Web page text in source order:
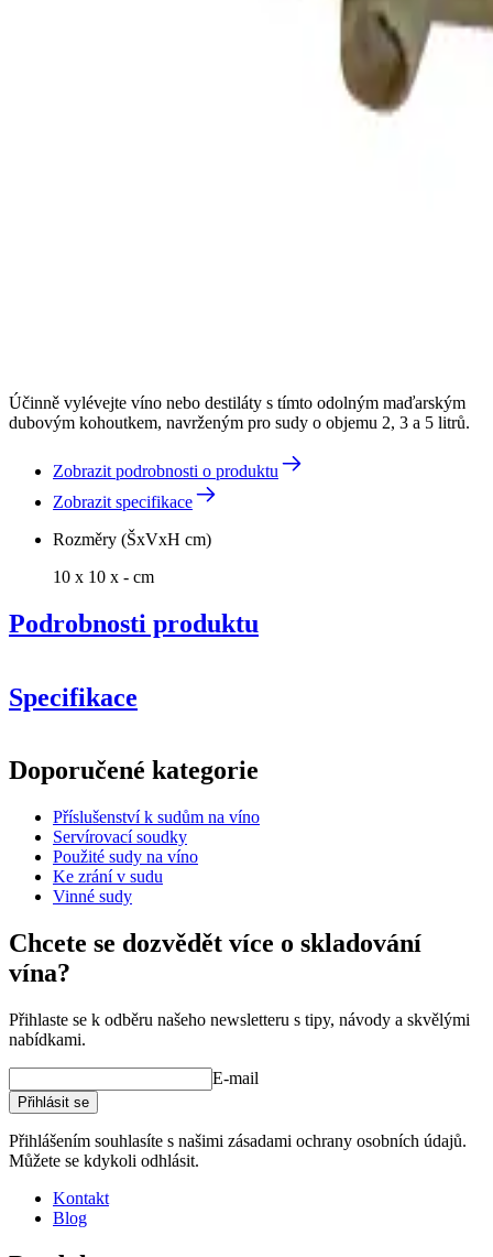
Účinně vylévejte víno nebo destiláty s tímto odolným maďarským
dubovým kohoutkem, navrženým pro sudy o objemu 2, 3 a 5 litrů.
Zobrazit podrobnosti o produktu
Zobrazit specifikace
Rozměry (ŠxVxH cm)
10 x 10 x - cm
Podrobnosti produktu
Specifikace
Číslo produktuWOB-T235
Rozměry (ŠxVxH cm)
Výška (cm)10
Šířka (cm) 10
Hmotnost (kg)
wine barrels
Status When Soldout
Doporučené kategorie
Příslušenství k sudům na víno
Servírovací soudky
Použité sudy na víno
Ke zrání v sudu
Vinné sudy
Chcete se dozvědět více o skladování
vína?
Přihlaste se k odběru našeho newsletteru s tipy, návody a skvělými
nabídkami.
E-mail
Přihlásit se
Přihlášením souhlasíte s našimi zásadami ochrany osobních údajů.
Můžete se kdykoli odhlásit.
Kontakt
Blog